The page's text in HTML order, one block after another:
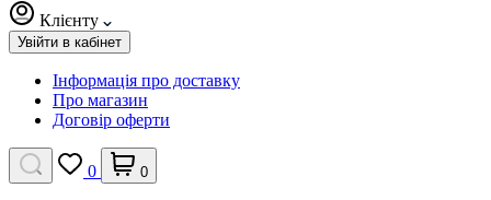
Клієнту
Увійти в кабінет
Інформація про доставку
Про магазин
Договір оферти
0 0